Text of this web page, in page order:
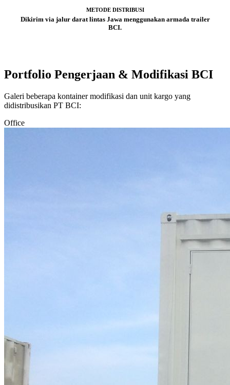
METODE DISTRIBUSI
Dikirim via jalur darat lintas Jawa menggunakan armada trailer
BCI.
Portfolio Pengerjaan & Modifikasi BCI
Galeri beberapa kontainer modifikasi dan unit kargo yang
didistribusikan PT BCI:
Office